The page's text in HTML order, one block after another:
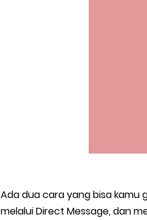
Ada dua cara yang bisa kamu
melalui Direct Message, dan